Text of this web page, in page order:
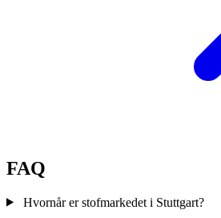
FAQ
Hvornår er stofmarkedet i Stuttgart?